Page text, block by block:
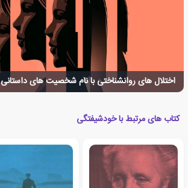
اختلال های روانشناختی با نام شخصیت های داستانی
کتاب های مرتبط با خودشیفتگی